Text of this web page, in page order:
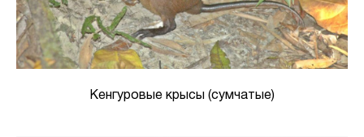
Кенгуровые крысы (сумчатые)